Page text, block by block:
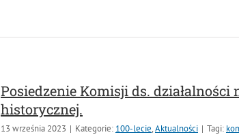
Posiedzenie Komisji ds.
historycznej.
13 września 2023 | Kategorie:100-lecie,Aktualności | Tagi: